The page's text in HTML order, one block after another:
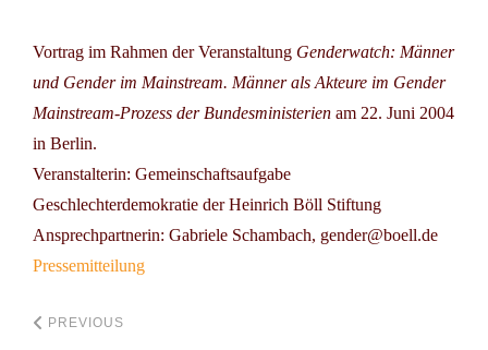
Vortrag im Rahmen der Veranstaltung Genderwatch: Männer
und Gender im Mainstream. Männer als Akteure im Gender
Mainstream-Prozess der Bundesministerien am 22. Juni 2004
in Berlin.
Veranstalterin: Gemeinschaftsaufgabe
Geschlechterdemokratie der Heinrich Böll Stiftung
Ansprechpartnerin: Gabriele Schambach, gender@boell.de
Pressemitteilung
PREVIOUS